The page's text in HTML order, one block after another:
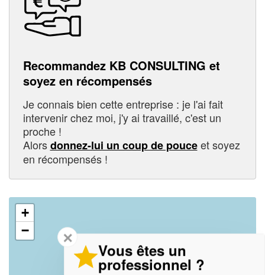
Recommandez KB CONSULTING et
soyez en récompensés
Je connais bien cette entreprise : je l'ai fait
intervenir chez moi, j'y ai travaillé, c'est un
proche !
Alorsdonnez-lui un coup de pouceet soyez
en récompensés !
+
−
✕
Vous êtes un
professionnel ?